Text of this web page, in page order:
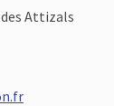
Attizals